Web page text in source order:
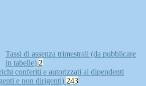
Tassi di assenza trimestrali (da pubblicare
in tabelle) 2
conferiti e autorizzati ai dipendenti
e non dirigenti) 243